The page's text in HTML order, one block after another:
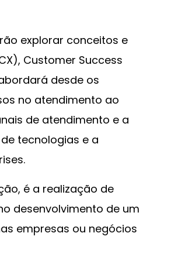
explorar conceitos e
Customer Success
desde os
no atendimento ao
de atendimento e a
tecnologias e a
é a realização de
desenvolvimento de um
empresas ou negócios